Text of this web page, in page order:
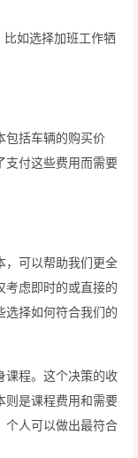
比如选择加班工作牺
包括车辆的购买价
支付这些费用而需要
，可以帮助我们更全
考虑即时的或直接的
选择如何符合我们的
课程。这个决策的收
则是课程费用和需要
个人可以做出最符合